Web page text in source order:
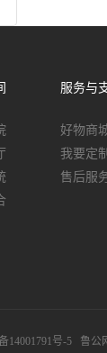
服务与
好物商
我要定制
售后服
14001791号-5 鲁公